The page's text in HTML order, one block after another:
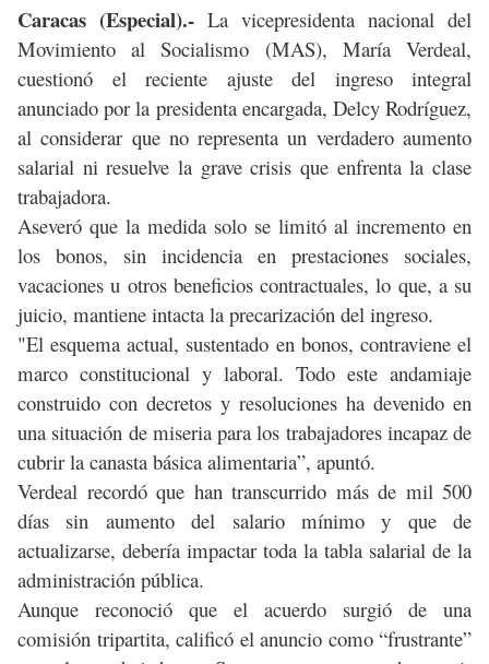
Caracas (Especial).- La vicepresidenta nacional del
Movimiento al Socialismo (MAS), María Verdeal,
cuestionó el reciente ajuste del ingreso integral
anunciado por la presidenta encargada, Delcy Rodríguez,
al considerar que no representa un verdadero aumento
salarial ni resuelve la grave crisis que enfrenta la clase
trabajadora.
Aseveró que la medida solo se limitó al incremento en
los bonos, sin incidencia en prestaciones sociales,
vacaciones u otros beneficios contractuales, lo que, a su
juicio, mantiene intacta la precarización del ingreso.
"El esquema actual, sustentado en bonos, contraviene el
marco constitucional y laboral. Todo este andamiaje
construido con decretos y resoluciones ha devenido en
una situación de miseria para los trabajadores incapaz de
cubrir la canasta básica alimentaria”, apuntó.
Verdeal recordó que han transcurrido más de mil 500
días sin aumento del salario mínimo y que de
actualizarse, debería impactar toda la tabla salarial de la
administración pública.
Aunque reconoció que el acuerdo surgió de una
comisión tripartita, calificó el anuncio como “frustrante”